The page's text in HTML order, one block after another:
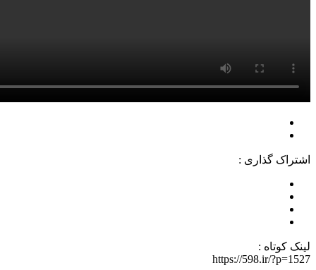
اشتراک گذاری :
لینک کوتاه :
https://598.ir/?p=1527